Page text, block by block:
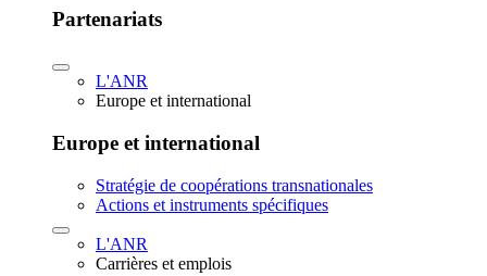
Partenariats
L'ANR
Europe et international
Europe et international
Stratégie de coopérations transnationales
Actions et instruments spécifiques
L'ANR
Carrières et emplois